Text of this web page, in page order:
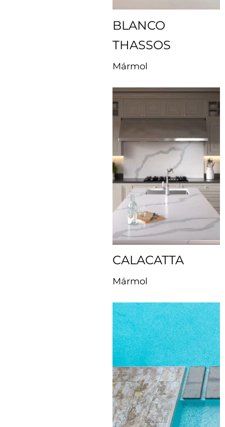
BLANCO
THASSOS
Mármol
CALACATTA
Mármol